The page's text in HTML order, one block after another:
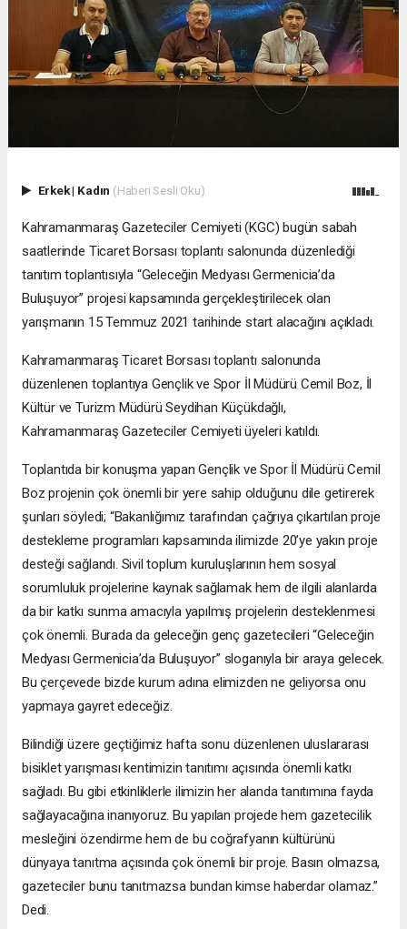
Erkek| Kadın (Haberi Sesli Oku)
Kahramanmaraş Gazeteciler Cemiyeti (KGC) bugün sabah
saatlerinde Ticaret Borsası toplantı salonunda düzenlediği
tanıtım toplantısıyla “Geleceğin Medyası Germenicia’da
Buluşuyor” projesi kapsamında gerçekleştirilecek olan
yarışmanın 15 Temmuz 2021 tarihinde start alacağını açıkladı.
Kahramanmaraş Ticaret Borsası toplantı salonunda
düzenlenen toplantıya Gençlik ve Spor İl Müdürü Cemil Boz, İl
Kültür ve Turizm Müdürü Seydihan Küçükdağlı,
Kahramanmaraş Gazeteciler Cemiyeti üyeleri katıldı.
Toplantıda bir konuşma yapan Gençlik ve Spor İl Müdürü Cemil
Boz projenin çok önemli bir yere sahip olduğunu dile getirerek
şunları söyledi; “Bakanlığımız tarafından çağrıya çıkartılan proje
destekleme programları kapsamında ilimizde 20’ye yakın proje
desteği sağlandı. Sivil toplum kuruluşlarının hem sosyal
sorumluluk projelerine kaynak sağlamak hem de ilgili alanlarda
da bir katkı sunma amacıyla yapılmış projelerin desteklenmesi
çok önemli. Burada da geleceğin genç gazetecileri “Geleceğin
Medyası Germenicia’da Buluşuyor” sloganıyla bir araya gelecek.
Bu çerçevede bizde kurum adına elimizden ne geliyorsa onu
yapmaya gayret edeceğiz.
Bilindiği üzere geçtiğimiz hafta sonu düzenlenen uluslararası
bisiklet yarışması kentimizin tanıtımı açısında önemli katkı
sağladı. Bu gibi etkinliklerle ilimizin her alanda tanıtımına fayda
sağlayacağına inanıyoruz. Bu yapılan projede hem gazetecilik
mesleğini özendirme hem de bu coğrafyanın kültürünü
dünyaya tanıtma açısında çok önemli bir proje. Basın olmazsa,
gazeteciler bunu tanıtmazsa bundan kimse haberdar olamaz.”
Dedi.